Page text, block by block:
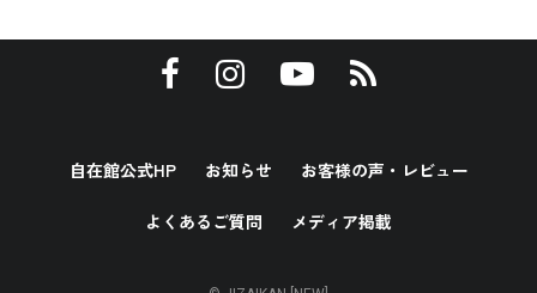
自在館公式HP お知らせ お客様の声・レビュー
よくあるご質問 メディア掲載